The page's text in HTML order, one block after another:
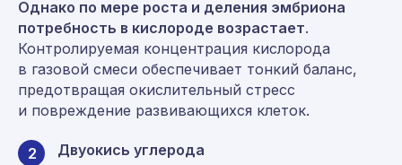
Однако по мере роста и деления эмбриона
потребность в кислороде возрастает.
Контролируемая концентрация кислорода
в газовой смеси обеспечивает тонкий баланс,
предотвращая окислительный стресс
и повреждение развивающихся клеток.
2
Двуокись углерода